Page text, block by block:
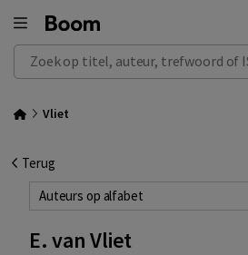
Zoek op titel, auteur, trefwoord of ISBN
Vliet
Terug
Auteurs op alfabet
E. van Vliet